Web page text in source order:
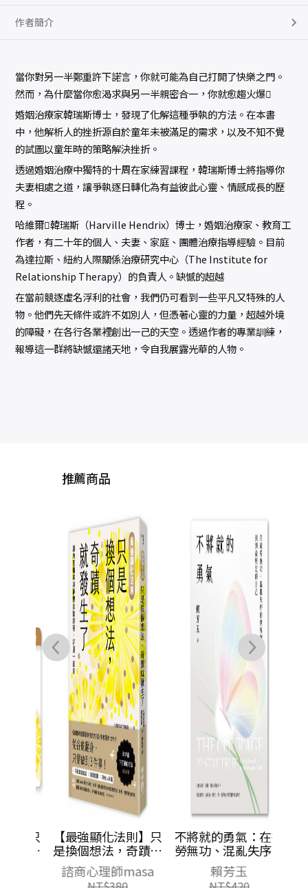
作者簡介
當你對另一半鄭重許下諾言，你就可能為自己打開了快樂之門。
然而，為什麼當你愈渴求與另一半親密合一，你就愈趨火爆
婚姻治療家韓瑞斯博士，發現了化解這種爭執的方法。在本書
中，他解析人的挫折源自於童年未被滿足的需求，以及不知不覺
的試圖以童年時的策略解決挫折。
透過婚姻治療中獨特的十周在家練習課程，韓瑞斯博士將指導你
夫妻相處之道，讓爭執逐日轉化為有益彼此心靈、情感成長的歷
程。
哈維爾韓瑞斯（Harville Hendrix）博士，婚姻治療家、教育工
作者，有二十年的個人、夫妻、家庭、團體治療指導經驗。目前
為達拉斯、紐約人際關係治療研究中心（The Institute for
Relationship Therapy）的負責人。缺憾的超越
在當前競逐虛名浮利的社會，我們仍可看到一些平凡又特殊的人
物。他們先天條件或許不如別人，但憑著心靈的力量，超越外境
的障礙，在各行各業裡創出一己的天空。透過作者的專業訓練，
報導這一群將缺憾還諸天地，令自我展露光華的人物。
推薦商品
【最強顯化法則】只
是換個想法，奇蹟就
發生了：讓〔內在頻
率〕與〔夢想〕自動
諮商心理師masa
不將就的勇氣：在徒
勞無功、混亂失序的
世界裡，找到最堅定
的自己
賴芳玉